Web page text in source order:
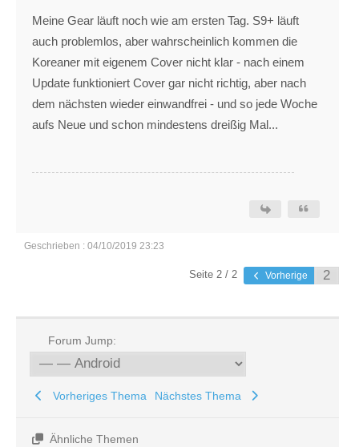
Meine Gear läuft noch wie am ersten Tag. S9+ läuft
auch problemlos, aber wahrscheinlich kommen die
Koreaner mit eigenem Cover nicht klar - nach einem
Update funktioniert Cover gar nicht richtig, aber nach
dem nächsten wieder einwandfrei - und so jede Woche
aufs Neue und schon mindestens dreißig Mal...
Geschrieben : 04/10/2019 23:23
Seite 2 / 2 Vorherige
Forum Jump:
Vorheriges Thema Nächstes Thema
Ähnliche Themen